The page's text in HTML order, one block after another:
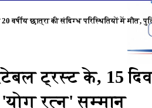
वर्षीय छात्रा की संदिग्ध परिस्थितियों में मौत,
ट्रस्ट के, 15
'योग रत्न' सम्मान